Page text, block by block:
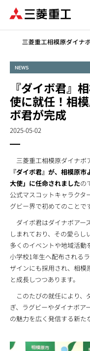
ン
NEWS
『ダイボ君』
使に就任！相
ボ君が完成
2025-05-02
三菱重工相模原ダイナボ
『ダイボ君』が、相模原
大使」に任命されましたの
公式マスコットキャラクタ
グビー界で初めてのことで
ダイボ君はダイナボアー
しまれており、その愛らし
多くのイベントや地域活動
小学校1年生へ配布される
ザインにも採用され、相模
と成長しつつあります。
このたびの就任により、
ぎ、ラグビーやダイナボア
の魅力を広く発信する新た